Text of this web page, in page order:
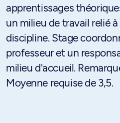
apprentissages
un milieu de travail relié à
discipline. Stage
professeur et un
milieu d'accueil.
Moyenne requise de 3,5.